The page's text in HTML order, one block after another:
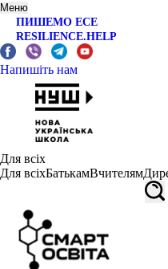
Меню
ПИШЕМО ЕСЕ
RESILIENCE.HELP
Напишіть нам
Для всіх
Для всіхБатькамВчителям